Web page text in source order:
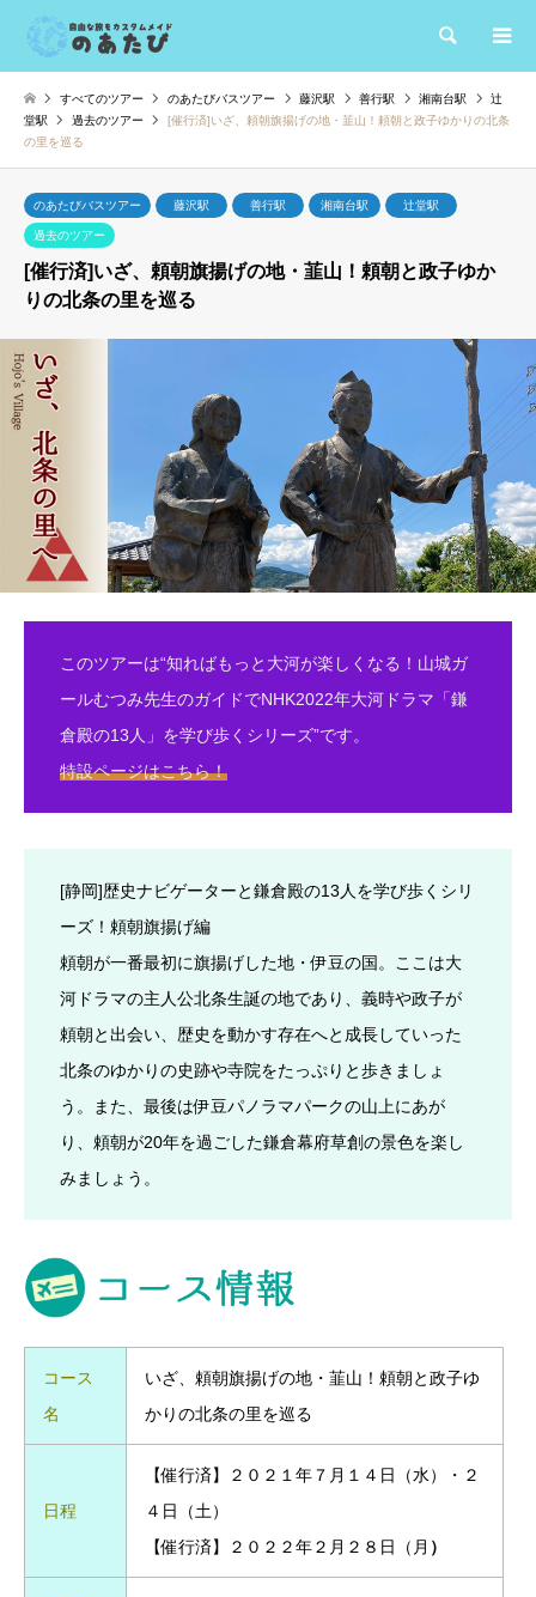
検索
すべてのツアー のあたびバスツアー 藤沢駅 善行駅 湘南台駅
辻
堂駅
過去のツアー
[催行済]いざ、頼朝旗揚げの地・韮山！頼朝と政子ゆかりの北条
の里を巡る
のあたびバスツアー 藤沢駅 善行駅 湘南台駅 辻堂駅
過去のツアー
[催行済]いざ、頼朝旗揚げの地・韮山！頼朝と政子ゆか
りの北条の里を巡る
このツアーは“知ればもっと大河が楽しくなる！山城ガ
ールむつみ先生のガイドでNHK2022年大河ドラマ「鎌
倉殿の13人」を学び歩くシリーズ”です。
特設ページはこちら！
[静岡]歴史ナビゲーターと鎌倉殿の13人を学び歩くシリ
ーズ！頼朝旗揚げ編
頼朝が一番最初に旗揚げした地・伊豆の国。ここは大
河ドラマの主人公北条生誕の地であり、義時や政子が
頼朝と出会い、歴史を動かす存在へと成長していった
北条のゆかりの史跡や寺院をたっぷりと歩きましょ
う。また、最後は伊豆パノラマパークの山上にあが
り、頼朝が20年を過ごした鎌倉幕府草創の景色を楽し
みましょう。
コース
名
いざ、頼朝旗揚げの地・韮山！頼朝と政子ゆ
かりの北条の里を巡る
日程
【催行済】２０２１年７月１４日（水）・２
４日（土）
【催行済】２０２２年２月２８日（月 ）